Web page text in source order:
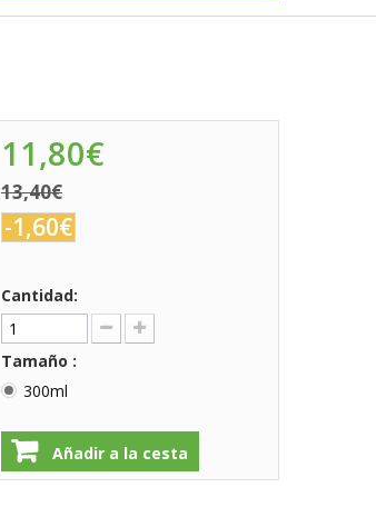
11,80€
13,40€
-1,60€
Cantidad:
Tamaño :
300ml
Añadir a la cesta